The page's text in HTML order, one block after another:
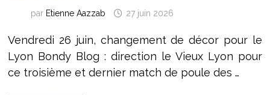
par Etienne Aazzab 27 juin 2026
Vendredi 26 juin, changement de décor pour le
Lyon Bondy Blog : direction le Vieux Lyon pour
ce troisième et dernier match de poule des …